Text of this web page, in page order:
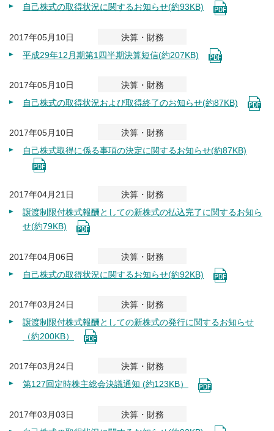
自己株式の取得状況に関するお知らせ(約93KB)
2017年05月10日
決算・財務
平成29年12月期第1四半期決算短信(約207KB)
2017年05月10日
決算・財務
自己株式の取得状況および取得終了のお知らせ(約87KB)
2017年05月10日
決算・財務
自己株式取得に係る事項の決定に関するお知らせ(約87KB)
2017年04月21日
決算・財務
譲渡制限付株式報酬としての新株式の払込完了に関するお知ら
せ(約79KB)
2017年04月06日
決算・財務
自己株式の取得状況に関するお知らせ(約92KB)
2017年03月24日
決算・財務
譲渡制限付株式報酬としての新株式の発行に関するお知らせ
（約200KB）
2017年03月24日
決算・財務
第127回定時株主総会決議通知 (約123KB）
2017年03月03日
決算・財務